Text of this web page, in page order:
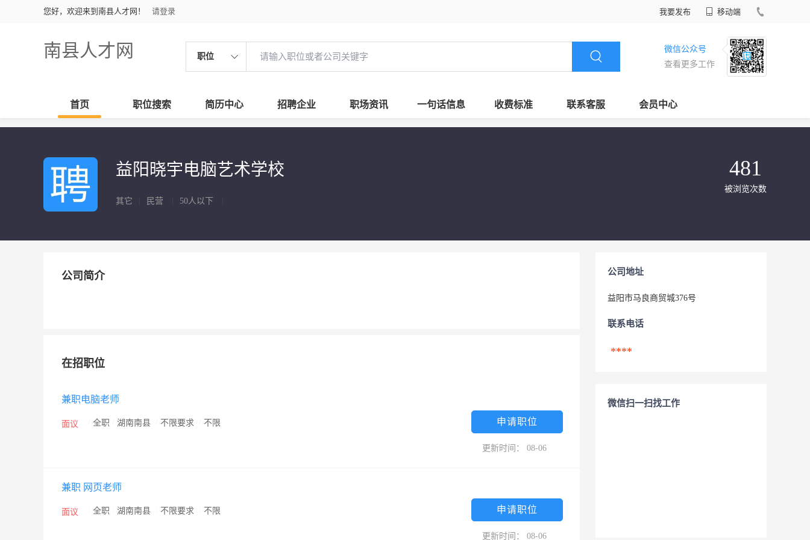
您好，欢迎来到南县人才网！ 请登录 我要发布 移动端
南县人才网 职位
微信公众号
查看更多工作
首页 职位搜索 简历中心 招聘企业 职场资讯 一句话信息 收费标准 联系客服 会员中心
益阳晓宇电脑艺术学校
其它 民营 50人以下
481
被浏览次数
公司简介
在招职位
兼职电脑老师
面议 全职 湖南南县 不限要求 不限 申请职位
更新时间： 08-06
兼职 网页老师
面议 全职 湖南南县 不限要求 不限 申请职位
更新时间： 08-06
公司地址
益阳市马良商贸城376号
联系电话
****
微信扫一扫找工作